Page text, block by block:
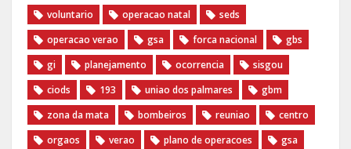
voluntario
operacao natal
seds
operacao verao
gsa forca nacional
gbs
gi
planejamento ocorrencia
sisgou
ciods
193 uniao dos palmares
gbm
zona da mata
bombeiros reuniao
centro
orgaos
verao plano de operacoes
gsa